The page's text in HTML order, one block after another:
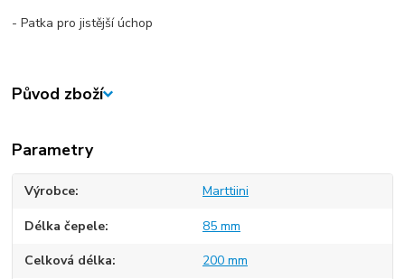
- Patka pro jistější úchop
Původ zboží
Parametry
Výrobce Marttiini
Délka čepele 85 mm
Celková délka 200 mm